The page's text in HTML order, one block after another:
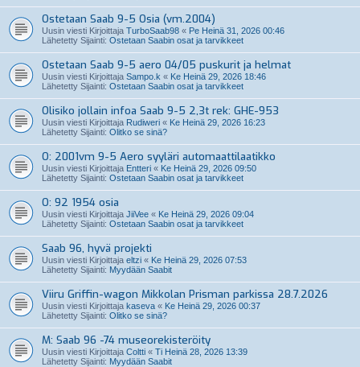
Ostetaan Saab 9-5 Osia (vm.2004)
Uusin viesti Kirjoittaja TurboSaab98 « Pe Heinä 31, 2026 00:46
Lähetetty Sijainti: Ostetaan Saabin osat ja tarvikkeet
Ostetaan Saab 9-5 aero 04/05 puskurit ja helmat
Uusin viesti Kirjoittaja Sampo.k « Ke Heinä 29, 2026 18:46
Lähetetty Sijainti: Ostetaan Saabin osat ja tarvikkeet
Olisiko jollain infoa Saab 9-5 2,3t rek: GHE-953
Uusin viesti Kirjoittaja Rudiweri « Ke Heinä 29, 2026 16:23
Lähetetty Sijainti: Olitko se sinä?
O: 2001vm 9-5 Aero syyläri automaattilaatikko
Uusin viesti Kirjoittaja Entteri « Ke Heinä 29, 2026 09:50
Lähetetty Sijainti: Ostetaan Saabin osat ja tarvikkeet
O: 92 1954 osia
Uusin viesti Kirjoittaja JiiVee « Ke Heinä 29, 2026 09:04
Lähetetty Sijainti: Ostetaan Saabin osat ja tarvikkeet
Saab 96, hyvä projekti
Uusin viesti Kirjoittaja eltzi « Ke Heinä 29, 2026 07:53
Lähetetty Sijainti: Myydään Saabit
Viiru Griffin-wagon Mikkolan Prisman parkissa 28.7.2026
Uusin viesti Kirjoittaja kaseva « Ke Heinä 29, 2026 00:37
Lähetetty Sijainti: Olitko se sinä?
M: Saab 96 -74 museorekisteröity
Uusin viesti Kirjoittaja Coltti « Ti Heinä 28, 2026 13:39
Lähetetty Sijainti: Myydään Saabit